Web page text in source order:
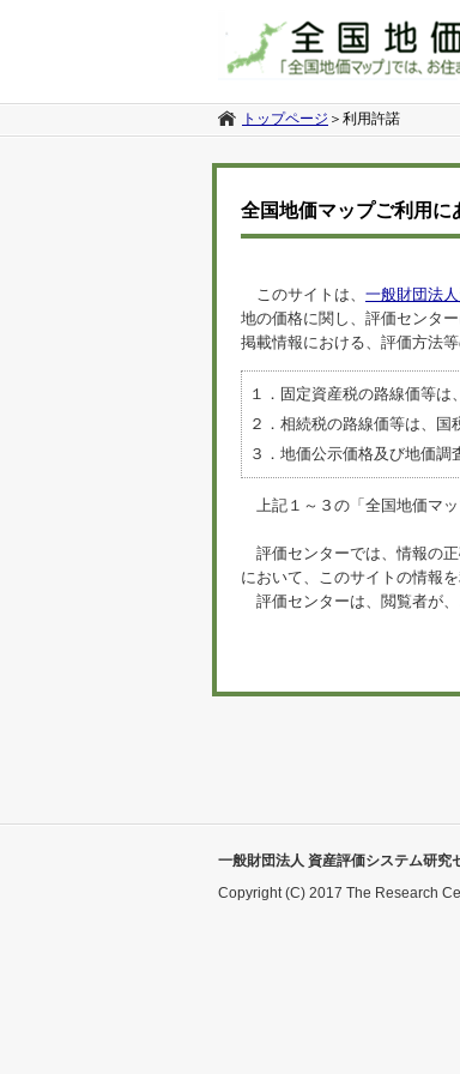
トップページ ＞ 利用許諾
全国地価マップご利用に
このサイトは、 一般財団法
地の価格に関し、評価センタ
掲載情報における、評価方法
１．固定資産税の路線価等は
２．相続税の路線価等は、国
３．地価公示価格及び地価調
上記１～３の「全国地価マッ
評価センターでは、情報の
において、このサイトの情報を
評価センターは、閲覧者が、
一般財団法人 資産評価システム研究
Copyright (C) 2017 The Research